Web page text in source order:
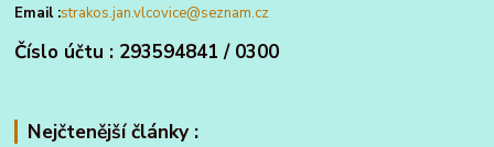
Email :strakos.jan.vlcovice@seznam.cz
Číslo účtu : 293594841 / 0300
Nejčtenější články :